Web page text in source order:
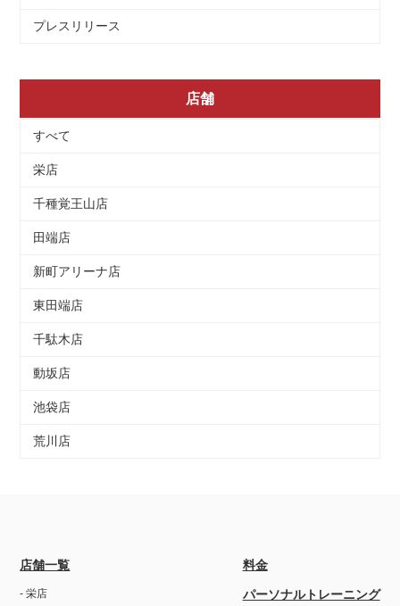
プレスリリース
店舗
すべて
栄店
千種覚王山店
田端店
新町アリーナ店
東田端店
千駄木店
動坂店
池袋店
荒川店
店舗一覧
- 栄店
料金
パーソナルトレーニング